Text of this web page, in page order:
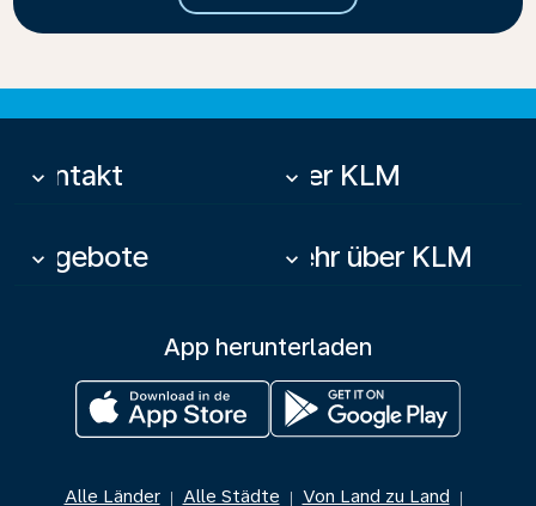
Kontakt
keyboard_arrow_down Über KLM
keyboard_arrow_down
Angebote
keyboard_arrow_down Mehr über KLM
keyboard_arrow_down
App herunterladen
Alle Länder | Alle Städte | Von Land zu Land |